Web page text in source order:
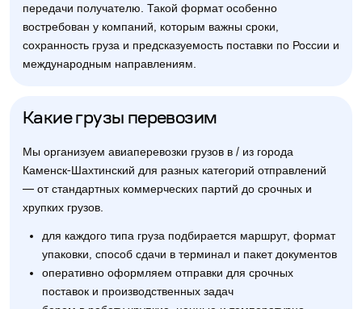
передачи получателю. Такой формат особенно
востребован у компаний, которым важны сроки,
сохранность груза и предсказуемость поставки по России и
международным направлениям.
Какие грузы перевозим
Мы организуем авиаперевозки грузов в / из города
Каменск-Шахтинский для разных категорий отправлений
— от стандартных коммерческих партий до срочных и
хрупких грузов.
для каждого типа груза подбирается маршрут, формат
упаковки, способ сдачи в терминал и пакет документов
оперативно оформляем отправки для срочных
поставок и производственных задач